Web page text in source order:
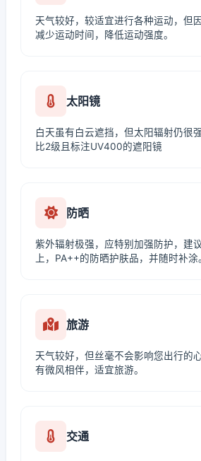
天气较好，较适宜进行各种运动，但
减少运动时间，降低运动强度。
太阳镜
白天虽有白云遮挡，但太阳辐射仍很
比2级且标注UV400的遮阳镜
防晒
紫外辐射极强，应特别加强防护，建
上，PA++的防晒护肤品，并随时补涂
旅游
天气较好，但丝毫不会影响您出行的
有微风相伴，适宜旅游。
交通